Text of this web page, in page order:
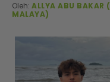
Oleh: ALLYA ABU BAKAR
MALAYA)